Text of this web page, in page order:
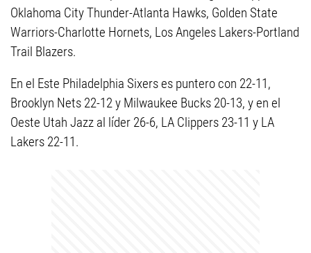
Oklahoma City Thunder-Atlanta Hawks, Golden State
Warriors-Charlotte Hornets, Los Angeles Lakers-Portland
Trail Blazers.
En el Este Philadelphia Sixers es puntero con 22-11,
Brooklyn Nets 22-12 y Milwaukee Bucks 20-13, y en el
Oeste Utah Jazz al líder 26-6, LA Clippers 23-11 y LA
Lakers 22-11.